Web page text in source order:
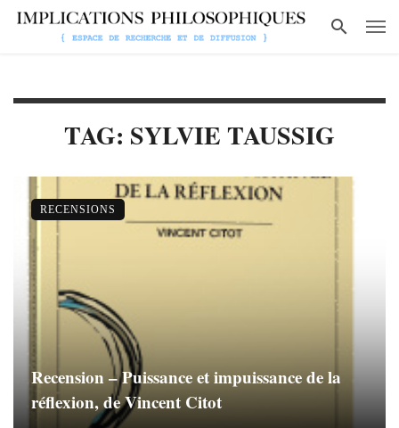
TAG: SYLVIE TAUSSIG
Recension – Puissance et impuissance de la
réflexion, de Vincent Citot
RECENSIONS